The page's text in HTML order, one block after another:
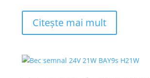
Citește mai mult